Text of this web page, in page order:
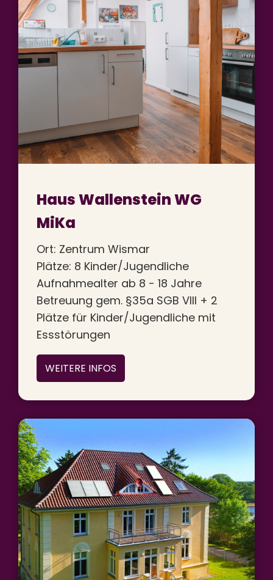
Haus Wallenstein WG
MiKa
Ort: Zentrum Wismar
Plätze: 8 Kinder/Jugendliche
Aufnahmealter ab 8 - 18 Jahre
Betreuung gem. §35a SGB VIII + 2
Plätze für Kinder/Jugendliche mit
Essstörungen
WEITERE INFOS